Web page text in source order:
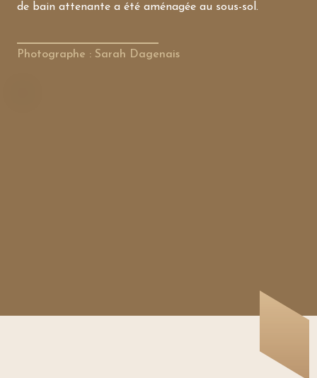
de bain attenante a été aménagée au sous-sol.
Photographe : Sarah Dagenais